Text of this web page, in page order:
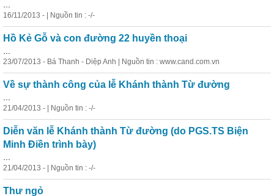
16/11/2013 - | Nguồn tin : -/-
Hồ Kẻ Gỗ và con đường 22 huyền thoại
23/07/2013 - Bá Thanh - Diệp Anh | Nguồn tin : www.cand.com.vn
Về sự thành công của lễ Khánh thành Từ đường
21/04/2013 - | Nguồn tin : -/-
Diễn văn lễ Khánh thành Từ đường (do PGS.TS Biện
Minh Điền trình bày)
21/04/2013 - | Nguồn tin : -/-
Thư ngỏ